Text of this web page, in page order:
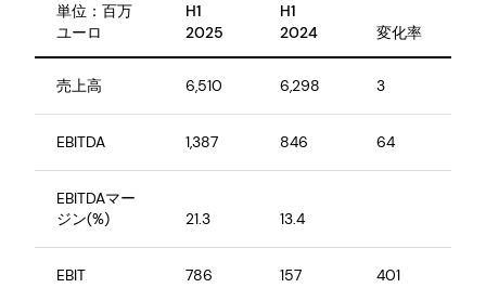
単位：百万
ユーロ
H1
2025
H1
2024
変化率
売上高 6,510 6,298 3
EBITDA 1,387 846 64
EBITDAマー
ジン(%)
21.3 13.4
EBIT 786 157 401